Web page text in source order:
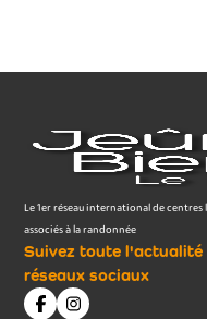
Le 1er réseau international de centres
associés à la randonnée
Suivez toute l'actualité
réseaux sociaux